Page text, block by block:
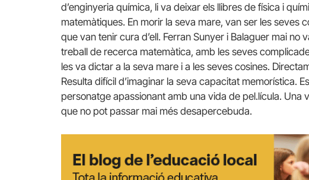
d’enginyeria química, li va deixar els llibres de física i
matemàtiques. En morir la seva mare, van ser les seves
que van tenir cura d’ell. Ferran Sunyer i Balaguer mai no
treball de recerca matemàtica, amb les seves
les va dictar a la seva mare i a les seves cosines.
Resulta difícil d’imaginar la seva capacitat memorística.
personatge apassionant amb una vida de pel.lícula. Una
que no pot passar mai més desapercebuda.